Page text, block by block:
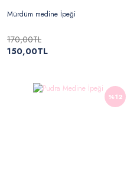
Mürdüm medine İpeği
170,00TL
150,00TL
%12